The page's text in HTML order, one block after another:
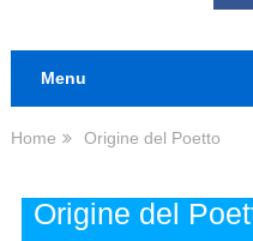
Menu
Home Origine del Poetto
Origine del